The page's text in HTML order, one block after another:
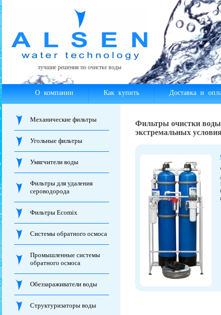
лучшие решения по очистке воды
О компании Как купить Доставка и
Механические фильтры
Угольные фильтры
Умягчители воды
Фильтры для удаления
сероводорода
Фильтры Ecomix
Системы обратного осмоса
Промышленные системы
обратного осмоса
Обеззараживатели воды
Структуризаторы воды
Фильтры очистки
экстремальных